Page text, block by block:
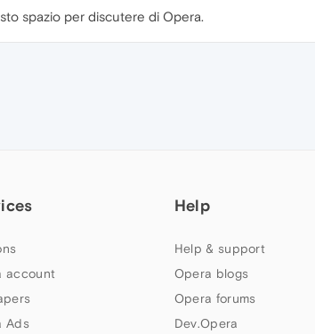
spazio per discutere di Opera.
account
Ads
Help
Help & support
Opera blogs
Opera forums
Dev.Opera